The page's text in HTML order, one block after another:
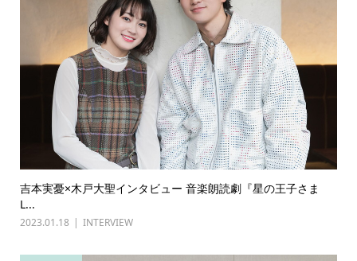
吉本実憂×木戸大聖インタビュー 音楽朗読劇『星の王子さま
L...
2023.01.18 INTERVIEW